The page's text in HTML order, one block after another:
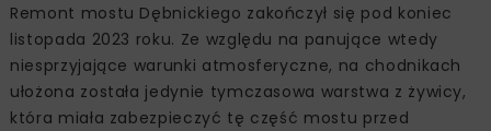
Remont mostu Dębnickiego zakończył się pod koniec
listopada 2023 roku. Ze względu na panujące wtedy
niesprzyjające warunki atmosferyczne, na chodnikach
ułożona została jedynie tymczasowa warstwa z żywicy,
która miała zabezpieczyć tę część mostu przed